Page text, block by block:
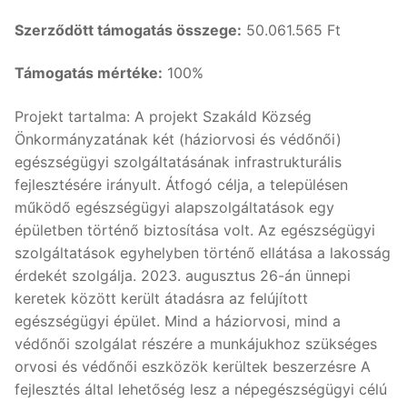
Szerződött támogatás összege: 50.061.565 Ft
Támogatás mértéke: 100%
Projekt tartalma: A projekt Szakáld Község
Önkormányzatának két (háziorvosi és védőnői)
egészségügyi szolgáltatásának infrastrukturális
fejlesztésére irányult. Átfogó célja, a településen
működő egészségügyi alapszolgáltatások egy
épületben történő biztosítása volt. Az egészségügyi
szolgáltatások egyhelyben történő ellátása a lakosság
érdekét szolgálja. 2023. augusztus 26-án ünnepi
keretek között került átadásra az felújított
egészségügyi épület. Mind a háziorvosi, mind a
védőnői szolgálat részére a munkájukhoz szükséges
orvosi és védőnői eszközök kerültek beszerzésre A
fejlesztés által lehetőség lesz a népegészségügyi célú